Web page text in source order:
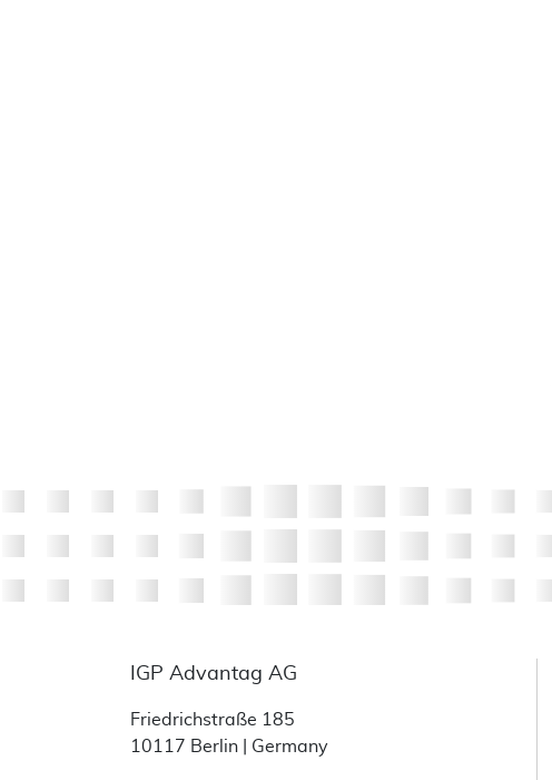
IGP Advantag AG
Friedrichstraße 185
10117 Berlin | Germany